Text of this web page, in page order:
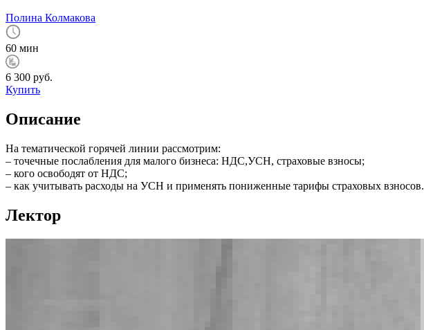
Полина Колмакова
60 мин
6 300 руб.
Купить
Описание
На тематической горячей линии рассмотрим:
– точечные послабления для малого бизнеса: НДС,УСН, страховые взносы;
– кого освободят от НДС;
– как учитывать расходы на УСН и применять пониженные тарифы страховых взносов.
Лектор